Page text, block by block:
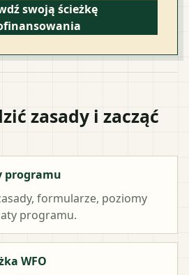
swoją ścieżkę
zasady i zacząć
programu
formularze, poziomy
programu.
WFO